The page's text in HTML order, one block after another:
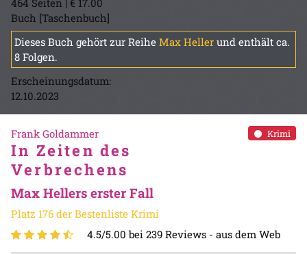
464 Seiten | € 17.00
Buch [Taschenbuch]
Dieses Buch gehört zur Reihe Max Heller und enthält ca.
8 Folgen.
Erscheinungsdatum:
12.10.2023
Krimi
Frank Goldammer
In Zeiten des
Verbrechens
Max Hellers erster Fall
Platz 176 der Bestenliste Krimi
4.5/5.00 bei 239 Reviews - aus dem Web